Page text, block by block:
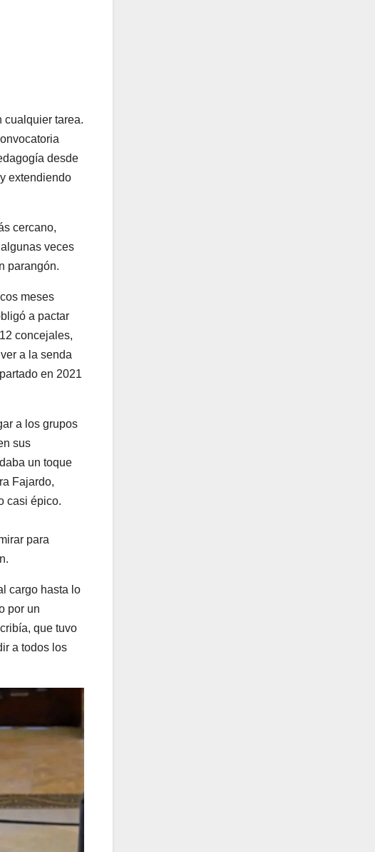
cualquier tarea.
desde
extendiendo
cercano,
veces
parangón.
meses
a pactar
concejales,
a la senda
en 2021
a los grupos
sus
un toque
Fajardo,
casi épico.
para
cargo hasta lo
por un
que tuvo
a todos los